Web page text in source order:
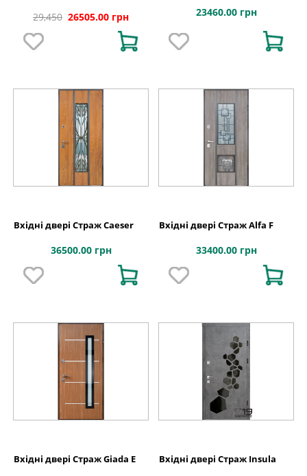
29,450 26505.00 грн 23460.00 грн
Вхідні двері Страж Caeser
36500.00 грн
Вхідні двері Страж Alfa F
33400.00 грн
Вхідні двері Страж Giada E Вхідні двері Страж Insula